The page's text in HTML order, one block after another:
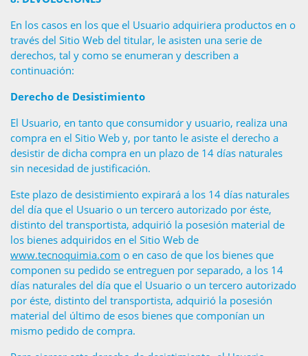
En los casos en los que el Usuario adquiriera productos en o
través del Sitio Web del titular, le asisten una serie de
derechos, tal y como se enumeran y describen a
continuación:
Derecho de Desistimiento
El Usuario, en tanto que consumidor y usuario, realiza una
compra en el Sitio Web y, por tanto le asiste el derecho a
desistir de dicha compra en un plazo de 14 días naturales
sin necesidad de justificación.
Este plazo de desistimiento expirará a los 14 días naturales
del día que el Usuario o un tercero autorizado por éste,
distinto del transportista, adquirió la posesión material de
los bienes adquiridos en el Sitio Web de
www.tecnoquimia.com o en caso de que los bienes que
componen su pedido se entreguen por separado, a los 14
días naturales del día que el Usuario o un tercero autorizado
por éste, distinto del transportista, adquirió la posesión
material del último de esos bienes que componían un
mismo pedido de compra.